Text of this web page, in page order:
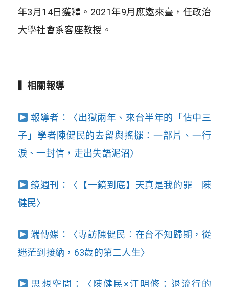
年3月14日獲釋。2021年9月應邀來臺，任政治
大學社會系客座教授。
▍相關報導
報導者：〈出獄兩年、來台半年的「佔中三
子」學者陳健民的去留與搖擺：一部片、一行
淚、一封信，走出失語泥沼〉
鏡週刊：〈【一鏡到底】天真是我的罪 陳
健民〉
端傳媒：〈專訪陳健民︰在台不知歸期，從
迷茫到接納，63歲的第二人生〉
思想空間：〈陳健民×江明修：退流行的